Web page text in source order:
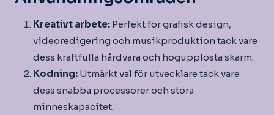
Kreativt arbete: Perfekt för grafisk design,
videoredigering och musikproduktion tack vare
dess kraftfulla hårdvara och högupplösta skärm.
Kodning: Utmärkt val för utvecklare tack vare
dess snabba processorer och stora
minneskapacitet.